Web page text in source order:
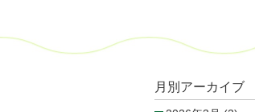
月別アーカイブ